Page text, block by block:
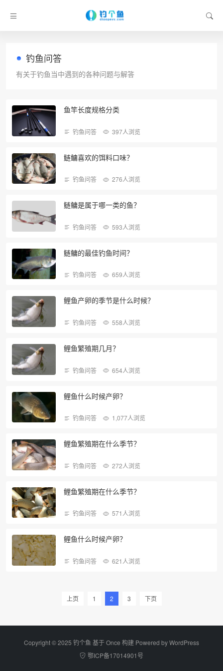
钓鱼问答
有关于钓鱼当中遇到的各种问题与解答
鱼竿长度规格分类
钓鱼问答 397人浏览
鲢鳙喜欢的饵料口味？
钓鱼问答 276人浏览
鲢鳙是属于哪一类的鱼？
钓鱼问答 593人浏览
鲢鳙的最佳钓鱼时间？
钓鱼问答 659人浏览
鲤鱼产卵的季节是什么时候？
钓鱼问答 558人浏览
鲤鱼繁殖期几月？
钓鱼问答 654人浏览
鲤鱼什么时候产卵？
钓鱼问答 1,077人浏览
鲤鱼繁殖期在什么季节？
钓鱼问答 272人浏览
鲤鱼繁殖期在什么季节？
钓鱼问答 571人浏览
鲤鱼什么时候产卵？
钓鱼问答 621人浏览
上页 1 2 3 下页
Copyright © 2025 钓个鱼 基于 Once 构建 Powered byWordPress
鄂ICP备17014901号